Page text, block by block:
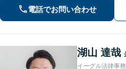
トワ
す。
電話でお問い合わせ
湖山 達哉
イーグル法律事